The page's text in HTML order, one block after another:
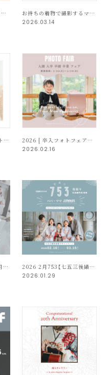
｛hows store｝2026.4月限定プレゼントキャンペーン開催
お持ちの着物で撮影するママへ｜持込チェックリスト
2026.03.14
［イベントレポート］ペットフォトイベント “RUFF RUFF” vol.3 | 2026.02
2026 | 卒入フォトフェア開催のお知らせ
2026.02.16
｛hows store｝ 2026.2月限定 | 1,000円OFFクーポン発行のお知らせ
2026 2月753【七五三後撮りキャンペーン】パパママ着物無料＆フォトフレームプレゼント！
2026.01.29